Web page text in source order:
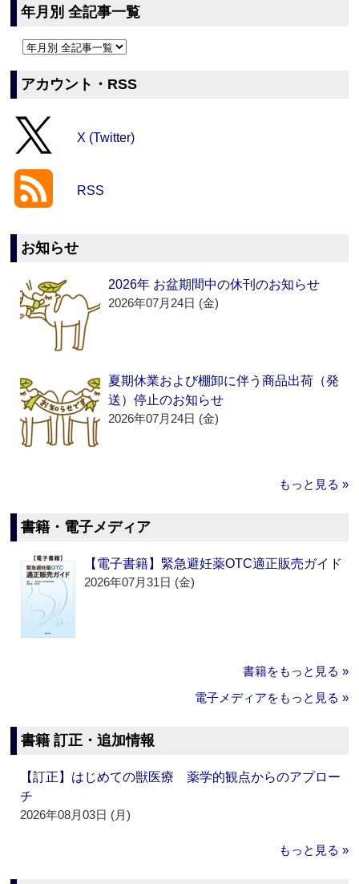
年月別 全記事一覧
アカウント・RSS
X (Twitter)
RSS
お知らせ
2026年 お盆期間中の休刊のお知らせ
2026年07月24日 (金)
夏期休業および棚卸に伴う商品出荷（発
送）停止のお知らせ
2026年07月24日 (金)
もっと見る »
書籍・電子メディア
【電子書籍】緊急避妊薬OTC適正販売ガイド
2026年07月31日 (金)
書籍をもっと見る »
電子メディアをもっと見る »
書籍 訂正・追加情報
【訂正】はじめての獣医療 薬学的観点からのアプロー
チ
2026年08月03日 (月)
もっと見る »